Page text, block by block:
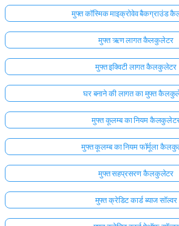
मुफ्त कॉस्मिक माइक्रोवेव बैकग्राउंड
मुफ्त ऋण लागत कैलकुलेटर
मुफ्त इक्विटी लागत कैलकुलेटर
घर बनाने की लागत का मुफ्त
मुफ्त कूलम्ब का नियम
मुफ्त कूलम्ब का नियम फॉर्मूला
मुफ्त सहप्रसरण कैलकुलेटर
मुफ्त क्रेडिट कार्ड ब्याज सॉल्वर